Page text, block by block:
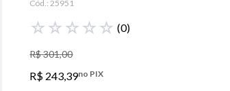
Cód.: 25951
☆ ☆ ☆ ☆ ☆ (0)
R$301,00
R$ 243,39no PIX